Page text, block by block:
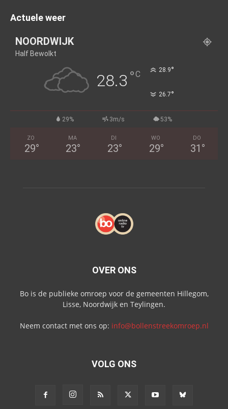
Actuele weer
NOORDWIJK
Half Bewolkt
28.3 °C 28.9°
26.7°
29% 3m/s 53%
ZO
29°
MA
23°
DI
23°
WO
29°
DO
31 °
OVER ONS
Bo is de publieke omroep voor de gemeenten Hillegom,
Lisse, Noordwijk en Teylingen.
Neem contact met ons op: info@bollenstreekomroep.nl
VOLG ONS